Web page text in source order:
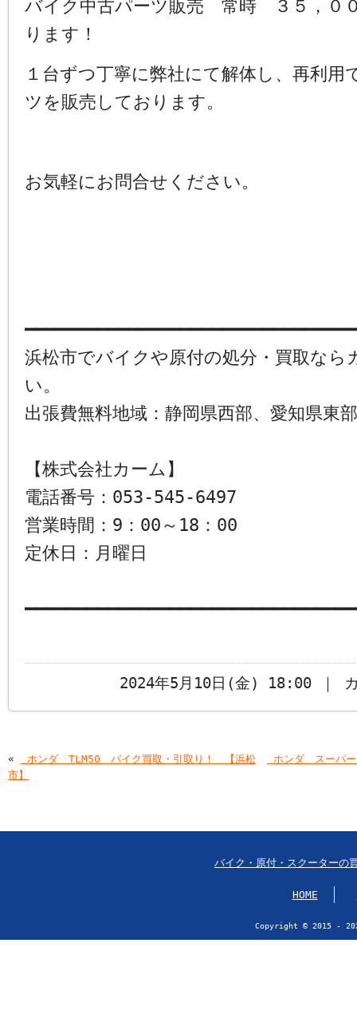
バイク中古パーツ販売 常時 ３５，０
ります！
１台ずつ丁寧に弊社にて解体し、再利用
ツを販売しております。
お気軽にお問合せください。
浜松市でバイクや原付の処分・買取なら
い。
出張費無料地域：静岡県西部、愛知県東部
【株式会社カーム】
電話番号：053-545-6497
営業時間：9：00～18：00
定休日：月曜日
2024年5月10日(金) 18:00 ｜ カ
«
￼ホンダ TLM50 バイク買取・引取り！ 【浜松
市】
￼ホンダ スーパ
バイク・原付・スクーターの
HOME
Copyright © 2015 -